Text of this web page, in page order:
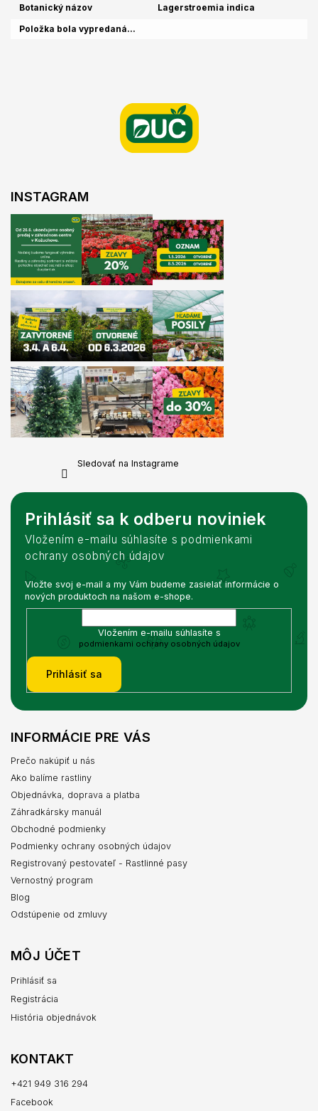
Botanický názov
Lagerstroemia indica
Položka bola vypredaná…
INSTAGRAM
Sledovať na Instagrame
Prihlásiť sa k odberu noviniek
Vložením e-mailu súhlasíte s podmienkami
ochrany osobných údajov
Vložte svoj e-mail a my Vám budeme zasielať informácie o
nových produktoch na našom e-shope.
Vložením e-mailu súhlasíte s
podmienkami ochrany osobných údajov
Prihlásiť sa
INFORMÁCIE PRE VÁS
Prečo nakúpiť u nás
Ako balíme rastliny
Objednávka, doprava a platba
Záhradkársky manuál
Obchodné podmienky
Podmienky ochrany osobných údajov
Registrovaný pestovateľ - Rastlinné pasy
Vernostný program
Blog
Odstúpenie od zmluvy
MÔJ ÚČET
Prihlásiť sa
Registrácia
História objednávok
KONTAKT
+421 949 316 294
Facebook